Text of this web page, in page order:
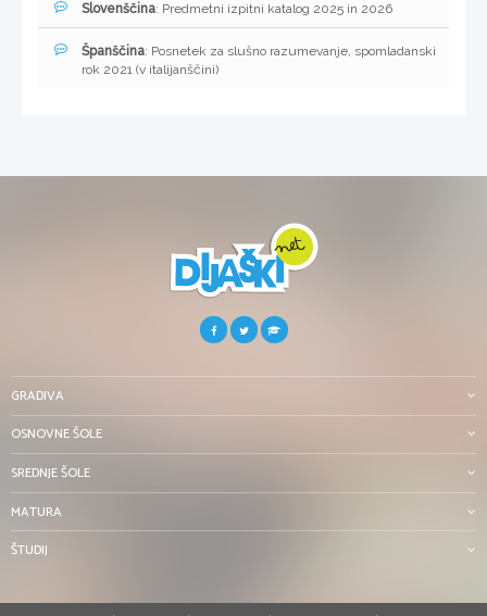
Slovenščina: Predmetni izpitni katalog 2025 in 2026
Španščina: Posnetek za slušno razumevanje, spomladanski
rok 2021 (v italijanščini)
GRADIVA
OSNOVNE ŠOLE
SREDNJE ŠOLE
MATURA
ŠTUDIJ